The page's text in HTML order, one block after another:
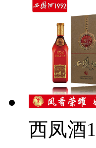
西凤酒